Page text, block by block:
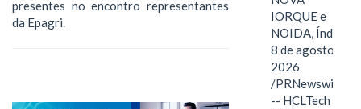
presentes no encontro representantes
da Epagri.
IORQUE e
NOIDA, Índia,
8 de agosto de
2026
/PRNewswire/
-- HCLTech